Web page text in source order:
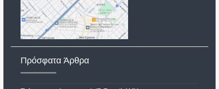
Πρόσφατα Άρθρα